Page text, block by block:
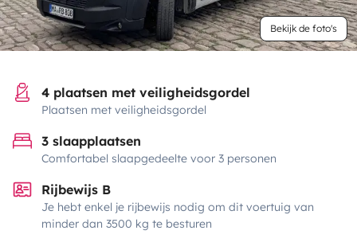
Bekijk de foto's
4 plaatsen met veiligheidsgordel
Plaatsen met veiligheidsgordel
3 slaapplaatsen
Comfortabel slaapgedeelte voor 3 personen
Rijbewijs B
Je hebt enkel je rijbewijs nodig om dit voertuig van
minder dan 3500 kg te besturen